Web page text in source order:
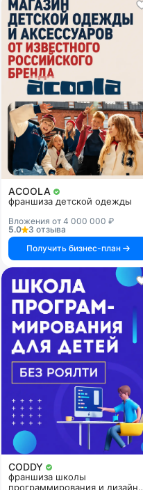
ACOOLA
франшиза детской одежды
Вложения от 4 000 000 ₽
5.0
3 отзыва
Получить бизнес-план
CODDY
франшиза школы
программирования и дизайна